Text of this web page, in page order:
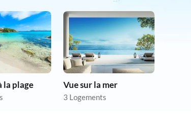
la plage Vue sur la mer
3 Logements